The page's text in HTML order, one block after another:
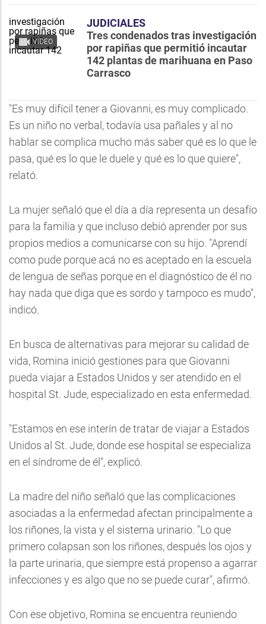
VIDEO
JUDICIALES
Tres condenados tras investigación
por rapiñas que permitió incautar
142 plantas de marihuana en Paso
Carrasco
"Es muy difícil tener a Giovanni, es muy complicado.
Es un niño no verbal, todavía usa pañales y al no
hablar se complica mucho más saber qué es lo que le
pasa, qué es lo que le duele y qué es lo que quiere",
relató.
La mujer señaló que el día a día representa un desafío
para la familia y que incluso debió aprender por sus
propios medios a comunicarse con su hijo. "Aprendí
como pude porque acá no es aceptado en la escuela
de lengua de señas porque en el diagnóstico de él no
hay nada que diga que es sordo y tampoco es mudo",
indicó.
En busca de alternativas para mejorar su calidad de
vida, Romina inició gestiones para que Giovanni
pueda viajar a Estados Unidos y ser atendido en el
hospital St. Jude, especializado en esta enfermedad.
"Estamos en ese interín de tratar de viajar a Estados
Unidos al St. Jude, donde ese hospital se especializa
en el síndrome de él", explicó.
La madre del niño señaló que las complicaciones
asociadas a la enfermedad afectan principalmente a
los riñones, la vista y el sistema urinario. "Lo que
primero colapsan son los riñones, después los ojos y
la parte urinaria, que siempre está propenso a agarrar
infecciones y es algo que no se puede curar", afirmó.
Con ese objetivo, Romina se encuentra reuniendo